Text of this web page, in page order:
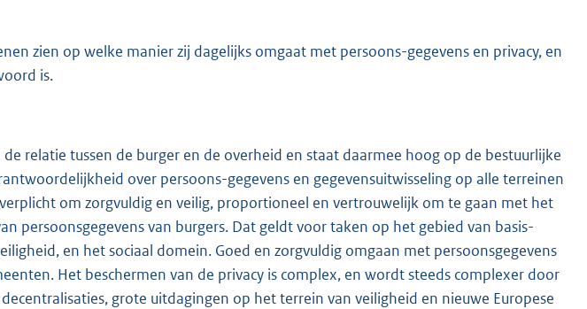
zien op welke manier zij dagelijks omgaat met persoons-gegevens en privacy, en
is.
relatie tussen de burger en de overheid en staat daarmee hoog op de bestuurlijke
over persoons-gegevens en gegevensuitwisseling op alle terreinen
om zorgvuldig en veilig, proportioneel en vertrouwelijk om te gaan met het
persoonsgegevens van burgers. Dat geldt voor taken op het gebied van basis-
en het sociaal domein. Goed en zorgvuldig omgaan met persoonsgegevens
Het beschermen van de privacy is complex, en wordt steeds complexer door
grote uitdagingen op het terrein van veiligheid en nieuwe Europese